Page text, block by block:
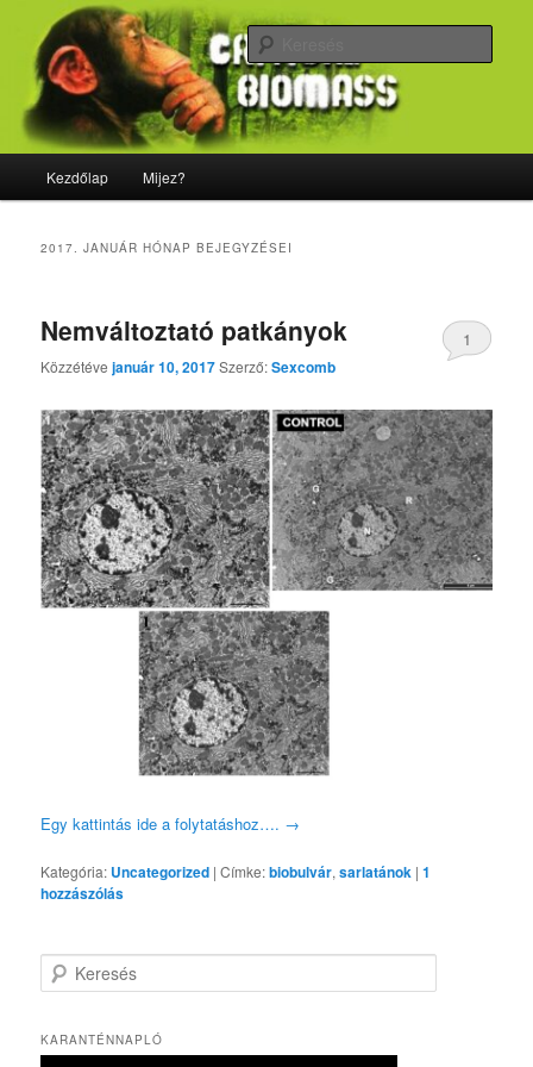
elsődleges
tartalomra
másodlagos
tartalomraCriticalBiomass
Majdnem minden, ami biológia
Kezdőlap Mijez?
2017. JANUÁR HÓNAP BEJEGYZÉSEI
Nemváltoztató patkányok
Közzétévejanuár 10, 2017Szerző:Sexcomb
1
Egy kattintás ide a folytatáshoz…. →
Kategória: Uncategorized |Címke:biobulvár,sarlatánok |1
hozzászólás
e
e
s
KARANTÉNNAPLÓ